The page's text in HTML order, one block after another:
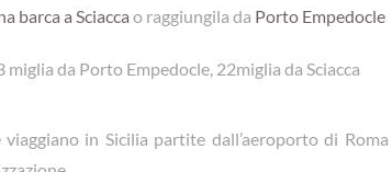
barca a Sciacca o raggiungila da Porto Empedocle
miglia da Porto Empedocle, 22miglia da Sciacca
in Sicilia partite dall’aeroporto di